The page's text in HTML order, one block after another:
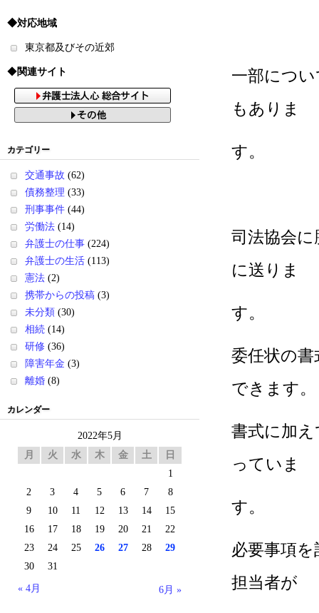
一部につ
もありま
す。
司法協会
に送りま
す。
委任状の
できます。
書式に加
っていま
す。
必要事項
担当者が
◆対応地域
東京都及びその近郊
◆関連サイト
カテゴリー
交通事故 (62)
債務整理 (33)
刑事事件 (44)
労働法 (14)
弁護士の仕事 (224)
弁護士の生活 (113)
憲法 (2)
携帯からの投稿 (3)
未分類 (30)
相続 (14)
研修 (36)
障害年金 (3)
離婚 (8)
カレンダー
2022年5月
月
火 水 木 金 土 日
« 4月 6月 »
1
2
3 4 5 6 7
8
9
10 11 12 13 14
15
16
17 18 19 20 21
22
23
24 25 26 27 28
29
30
31